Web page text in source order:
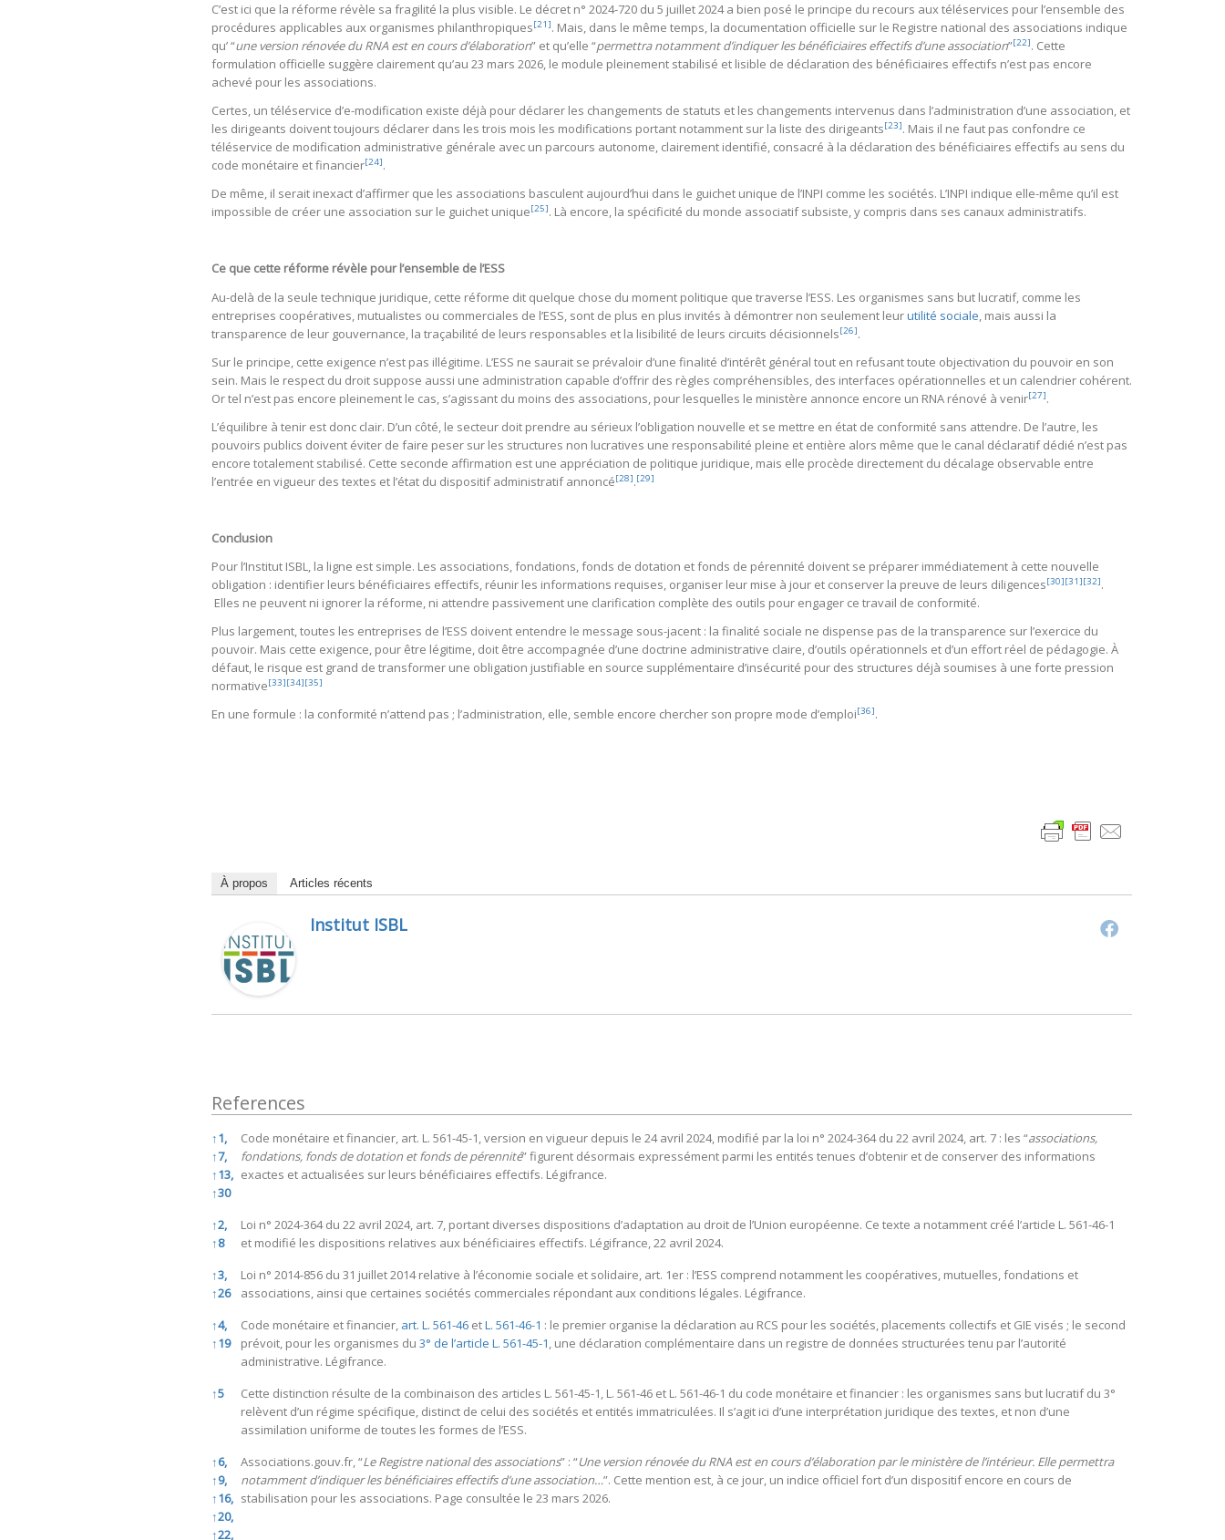
C’est ici que la réforme révèle sa fragilité la plus visible. Le décret n° 2024-720 du 5 juillet 2024 a bien posé le principe du recours aux téléservices pour l’ensemble des
procédures applicables aux organismes philanthropiques[21]. Mais, dans le même temps, la documentation officielle sur le Registre national des associations indique
qu’ “une version rénovée du RNA est en cours d’élaboration” et qu’elle “permettra notamment d’indiquer les bénéficiaires effectifs d’une association”[22]. Cette
formulation officielle suggère clairement qu’au 23 mars 2026, le module pleinement stabilisé et lisible de déclaration des bénéficiaires effectifs n’est pas encore
achevé pour les associations.
Certes, un téléservice d’e-modification existe déjà pour déclarer les changements de statuts et les changements intervenus dans l’administration d’une association, et
les dirigeants doivent toujours déclarer dans les trois mois les modifications portant notamment sur la liste des dirigeants[23]. Mais il ne faut pas confondre ce
téléservice de modification administrative générale avec un parcours autonome, clairement identifié, consacré à la déclaration des bénéficiaires effectifs au sens du
code monétaire et financier[24].
De même, il serait inexact d’affirmer que les associations basculent aujourd’hui dans le guichet unique de l’INPI comme les sociétés. L’INPI indique elle-même qu’il est
impossible de créer une association sur le guichet unique[25]. Là encore, la spécificité du monde associatif subsiste, y compris dans ses canaux administratifs.
Ce que cette réforme révèle pour l’ensemble de l’ESS
Au-delà de la seule technique juridique, cette réforme dit quelque chose du moment politique que traverse l’ESS. Les organismes sans but lucratif, comme les
entreprises coopératives, mutualistes ou commerciales de l’ESS, sont de plus en plus invités à démontrer non seulement leurutilité sociale , mais aussi la
transparence de leur gouvernance, la traçabilité de leurs responsables et la lisibilité de leurs circuits décisionnels[26].
Sur le principe, cette exigence n’est pas illégitime. L’ESS ne saurait se prévaloir d’une finalité d’intérêt général tout en refusant toute objectivation du pouvoir en son
sein. Mais le respect du droit suppose aussi une administration capable d’offrir des règles compréhensibles, des interfaces opérationnelles et un calendrier cohérent.
Or tel n’est pas encore pleinement le cas, s’agissant du moins des associations, pour lesquelles le ministère annonce encore un RNA rénové à venir[27].
L’équilibre à tenir est donc clair. D’un côté, le secteur doit prendre au sérieux l’obligation nouvelle et se mettre en état de conformité sans attendre. De l’autre, les
pouvoirs publics doivent éviter de faire peser sur les structures non lucratives une responsabilité pleine et entière alors même que le canal déclaratif dédié n’est pas
encore totalement stabilisé. Cette seconde affirmation est une appréciation de politique juridique, mais elle procède directement du décalage observable entre
l’entrée en vigueur des textes et l’état du dispositif administratif annoncé[28].[29]
Conclusion
Pour l’Institut ISBL, la ligne est simple. Les associations, fondations, fonds de dotation et fonds de pérennité doivent se préparer immédiatement à cette nouvelle
obligation : identifier leurs bénéficiaires effectifs, réunir les informations requises, organiser leur mise à jour et conserver la preuve de leurs diligences[30][31][32].
Elles ne peuvent ni ignorer la réforme, ni attendre passivement une clarification complète des outils pour engager ce travail de conformité.
Plus largement, toutes les entreprises de l’ESS doivent entendre le message sous-jacent : la finalité sociale ne dispense pas de la transparence sur l’exercice du
pouvoir. Mais cette exigence, pour être légitime, doit être accompagnée d’une doctrine administrative claire, d’outils opérationnels et d’un effort réel de pédagogie. À
défaut, le risque est grand de transformer une obligation justifiable en source supplémentaire d’insécurité pour des structures déjà soumises à une forte pression
normative[33][34][35]
En une formule : la conformité n’attend pas ; l’administration, elle, semble encore chercher son propre mode d’emploi[36].
À propos Articles récents
Institut ISBL
References
References
↑1,
↑7,
↑13,
↑30
Code monétaire et financier, art. L. 561-45-1, version en vigueur depuis le 24 avril 2024, modifié par la loi n° 2024-364 du 22 avril 2024, art. 7 : les “associations,
fondations, fonds de dotation et fonds de pérennité” figurent désormais expressément parmi les entités tenues d’obtenir et de conserver des informations
exactes et actualisées sur leurs bénéficiaires effectifs. Légifrance.
↑2,
↑8
Loi n° 2024-364 du 22 avril 2024, art. 7, portant diverses dispositions d’adaptation au droit de l’Union européenne. Ce texte a notamment créé l’article L. 561-46-1
et modifié les dispositions relatives aux bénéficiaires effectifs. Légifrance, 22 avril 2024.
↑3,
↑26
Loi n° 2014-856 du 31 juillet 2014 relative à l’économie sociale et solidaire, art. 1er : l’ESS comprend notamment les coopératives, mutuelles, fondations et
associations, ainsi que certaines sociétés commerciales répondant aux conditions légales. Légifrance.
↑4,
↑19
Code monétaire et financier, art. L. 561-46 etL. 561-46-1 : le premier organise la déclaration au RCS pour les sociétés, placements collectifs et GIE visés ; le second
prévoit, pour les organismes du 3° de l’article L. 561-45-1 , une déclaration complémentaire dans un registre de données structurées tenu par l’autorité
administrative. Légifrance.
↑5
Cette distinction résulte de la combinaison des articles L. 561-45-1, L. 561-46 et L. 561-46-1 du code monétaire et financier : les organismes sans but lucratif du 3°
relèvent d’un régime spécifique, distinct de celui des sociétés et entités immatriculées. Il s’agit ici d’une interprétation juridique des textes, et non d’une
assimilation uniforme de toutes les formes de l’ESS.
↑6,
↑9,
↑16,
↑20,
↑22,
Associations.gouv.fr, “Le Registre national des associations” : “Une version rénovée du RNA est en cours d’élaboration par le ministère de l’intérieur. Elle permettra
notamment d’indiquer les bénéficiaires effectifs d’une association…”. Cette mention est, à ce jour, un indice officiel fort d’un dispositif encore en cours de
stabilisation pour les associations. Page consultée le 23 mars 2026.